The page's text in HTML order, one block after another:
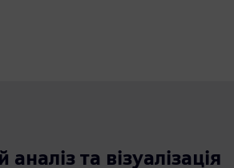
та візуалізація